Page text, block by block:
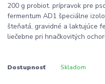
200 g probiot. prípravok pre
fermentum AD1 špeciálne
šteňatá, gravidné a laktujúce
liečebne pri hnačkovitých
Dostupnosť Skladom